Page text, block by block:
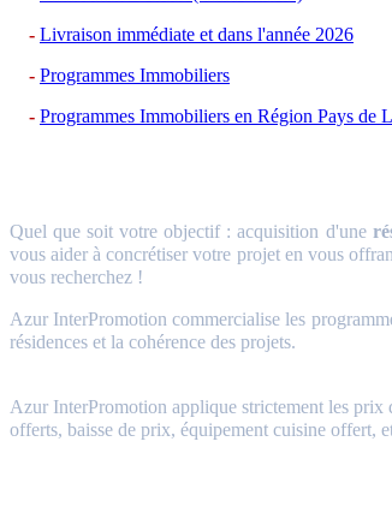
Livraison immédiate et dans l'année 2026
Programmes Immobiliers
Programmes Immobiliers en Région Pays de
Quel que soit votre objectif : acquisition d'une
vous aider à concrétiser votre projet en vous
vous recherchez !
Azur InterPromotion commercialise les
résidences et la cohérence des projets.
Azur InterPromotion applique strictement les prix
offerts, baisse de prix, équipement cuisine offert,